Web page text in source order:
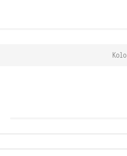
Kolo